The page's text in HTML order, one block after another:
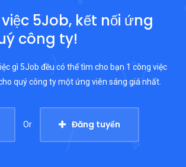
5Job, kết nối ứng
công ty!
gì 5Job đều có thể tìm cho bạn 1 công việc
quý công ty một ứng viên sáng giá nhất.
Or Đăng tuyển